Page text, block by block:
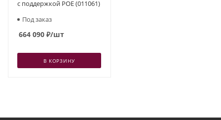
с поддержкой POE (011061)
Под заказ
664 090 ₽/шт
В КОРЗИНУ